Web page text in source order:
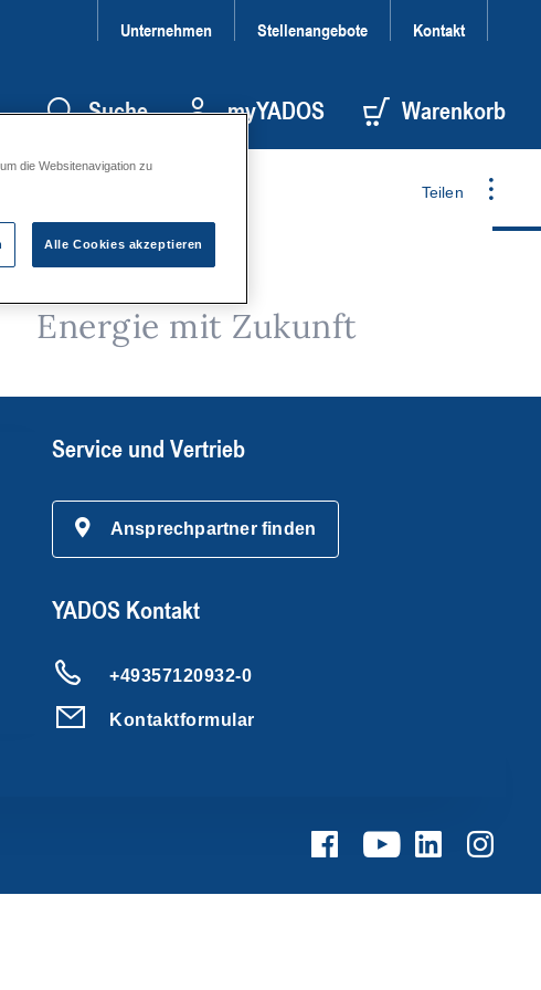
Unternehmen Stellenangebote Kontakt
Suche myYADOS Warenkorb
Teilen
Energie mit Zukunft
Service und Vertrieb
Ansprechpartner finden
YADOS Kontakt
+49357120932-0
Kontaktformular
die Websitenavigation zu
Alle Cookies akzeptieren